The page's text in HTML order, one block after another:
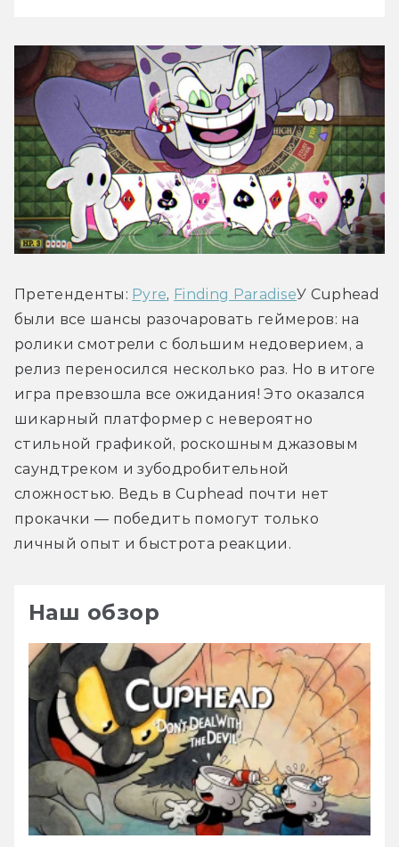
Претенденты: Pyre, Finding ParadiseУ Cuphead
были все шансы разочаровать геймеров: на
ролики смотрели с большим недоверием, а
релиз переносился несколько раз. Но в итоге
игра превзошла все ожидания! Это оказался
шикарный платформер с невероятно
стильной графикой, роскошным джазовым
саундтреком и зубодробительной
сложностью. Ведь в Cuphead почти нет
прокачки — победить помогут только
личный опыт и быстрота реакции.
Наш обзор